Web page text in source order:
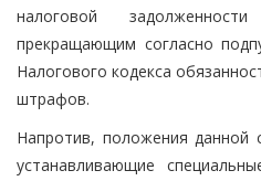
налоговой
прекращающим согласно
Налогового кодекса
штрафов.
Напротив, положения данной
устанавливающие